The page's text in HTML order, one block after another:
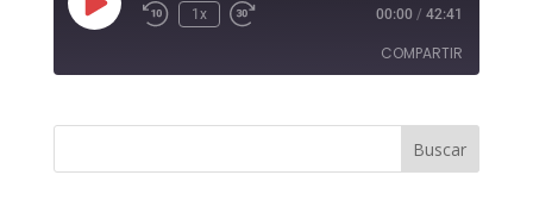
Reproducir
episodio
1x 00:00 / 42:41
COMPARTIR
TIR
ENLACE